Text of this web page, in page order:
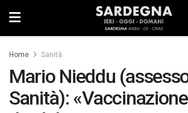
Home Sanità
Mario Nieddu
Sanità):